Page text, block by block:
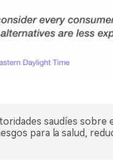
saudíes
para la salud,